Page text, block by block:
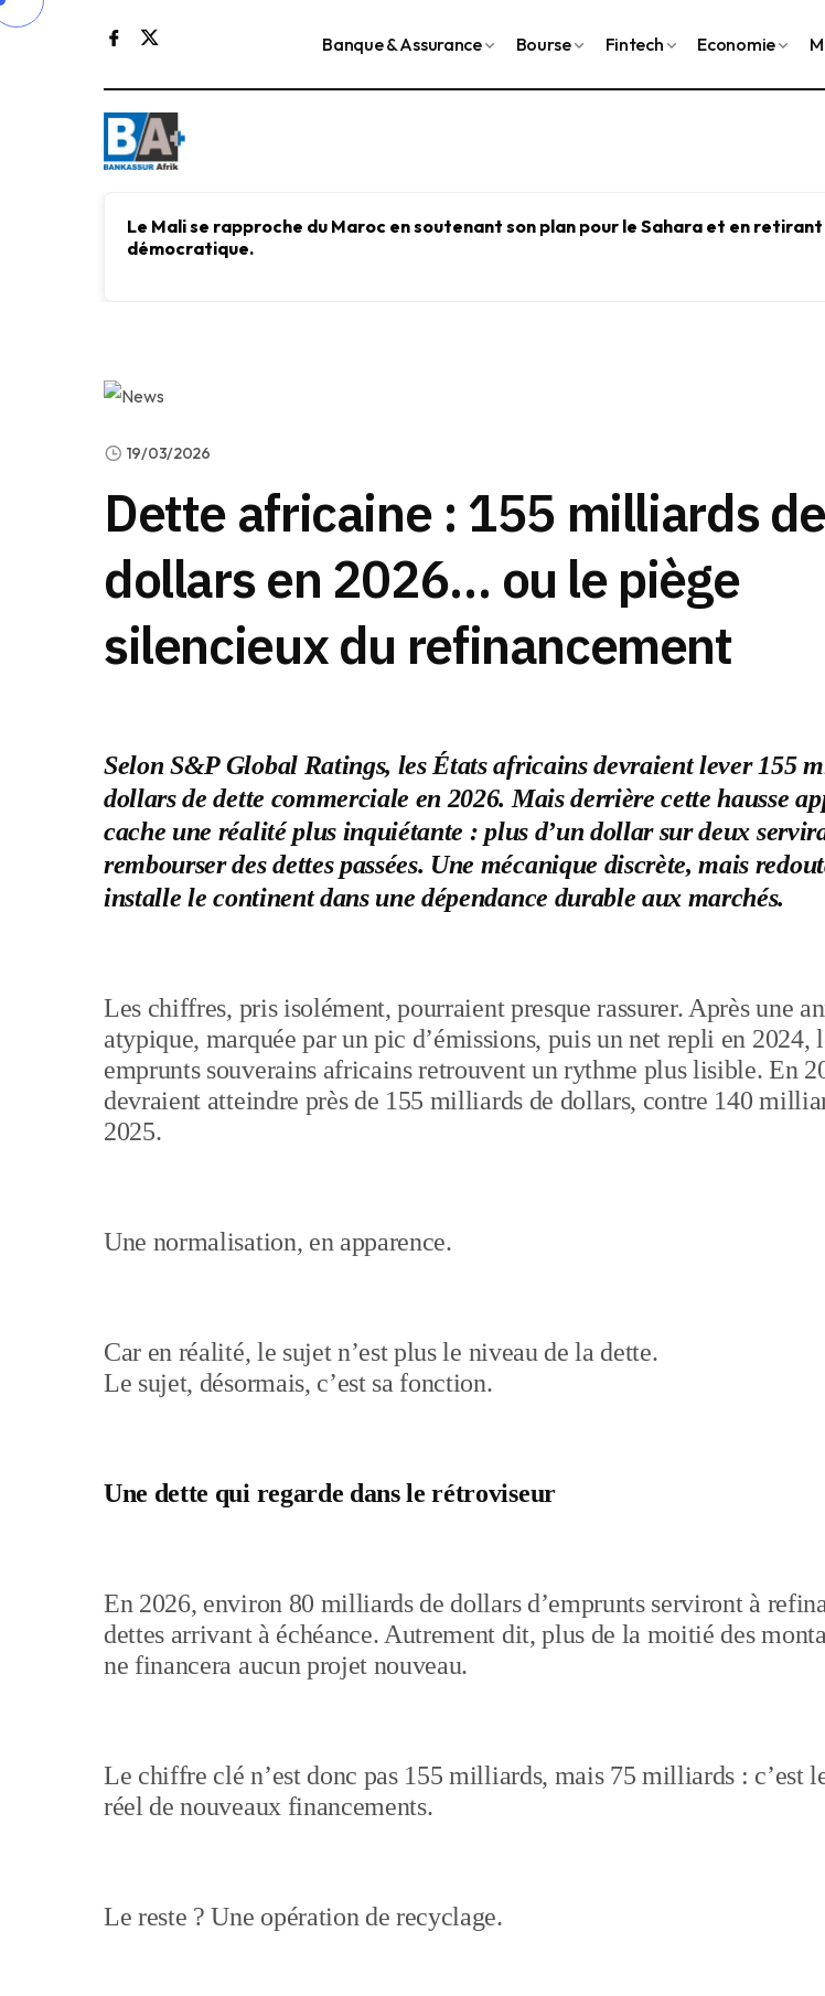
Banque & Assurance Bourse Fintech Economie
Le Mali se rapproche du Maroc en soutenant son plan pour le Sahara et en
démocratique.
19/03/2026
Dette africaine : 155 milliards de
dollars en 2026… ou le piège
silencieux du refinancement
Selon S&P Global Ratings, les États africains devraient lever 155
dollars de dette commerciale en 2026. Mais derrière cette hausse
cache une réalité plus inquiétante : plus d’un dollar sur deux
rembourser des dettes passées. Une mécanique discrète, mais
installe le continent dans une dépendance durable aux marchés.
Les chiffres, pris isolément, pourraient presque rassurer. Après une
atypique, marquée par un pic d’émissions, puis un net repli en 2024,
emprunts souverains africains retrouvent un rythme plus lisible. En
devraient atteindre près de 155 milliards de dollars, contre 140
2025.
Une normalisation, en apparence.
Car en réalité, le sujet n’est plus le niveau de la dette.
Le sujet, désormais, c’est sa fonction.
Une dette qui regarde dans le rétroviseur
En 2026, environ 80 milliards de dollars d’emprunts serviront à
dettes arrivant à échéance. Autrement dit, plus de la moitié des
ne financera aucun projet nouveau.
Le chiffre clé n’est donc pas 155 milliards, mais 75 milliards : c’est
réel de nouveaux financements.
Le reste ? Une opération de recyclage.